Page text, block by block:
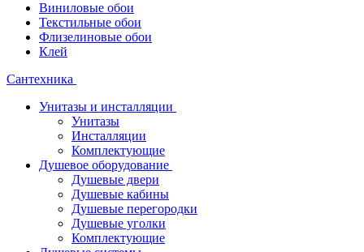
Виниловые обои
Текстильные обои
Флизелиновые обои
Клей
Сантехника
Унитазы и инсталляции
Унитазы
Инсталляции
Комплектующие
Душевое оборудование
Душевые двери
Душевые кабины
Душевые перегородки
Душевые уголки
Комплектующие